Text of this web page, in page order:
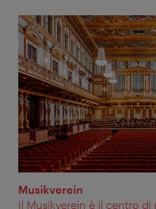
Musikverein
Il Musikverein è il centro di